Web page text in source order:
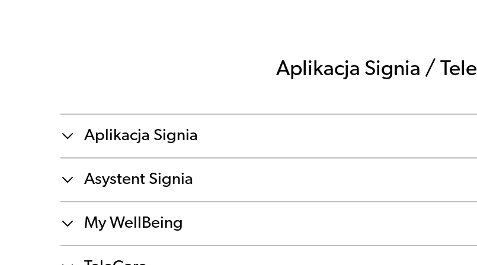
Aplikacja Signia /
Aplikacja Signia
Asystent Signia
My WellBeing